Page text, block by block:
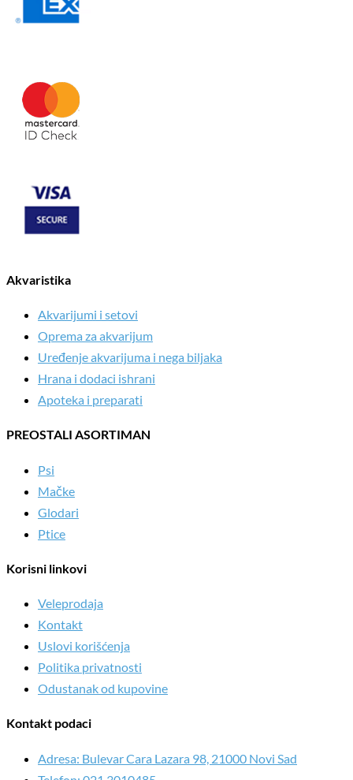
Akvaristika
Akvarijumi i setovi
Oprema za akvarijum
Uređenje akvarijuma i nega biljaka
Hrana i dodaci ishrani
Apoteka i preparati
PREOSTALI ASORTIMAN
Psi
Mačke
Glodari
Ptice
Korisni linkovi
Veleprodaja
Kontakt
Uslovi korišćenja
Politika privatnosti
Odustanak od kupovine
Kontakt podaci
Adresa: Bulevar Cara Lazara 98, 21000 Novi Sad